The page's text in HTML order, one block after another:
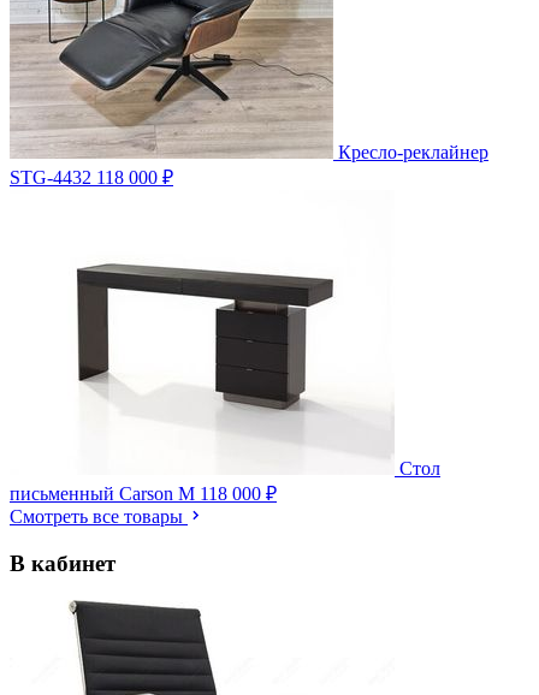
Кресло-реклайнер
STG-4432 118 000 ₽
Стол
письменный Carson M 118 000 ₽
Смотреть все товары
В кабинет